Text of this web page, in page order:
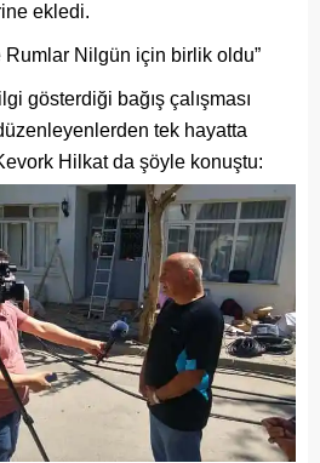
ekledi.
Rumlar Nilgün için birlik oldu”
gösterdiği bağış çalışması
tek hayatta
Hilkat da şöyle konuştu: